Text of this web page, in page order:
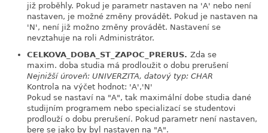
již proběhly. Pokud je parametr nastaven na 'A' nebo není
nastaven, je možné změny provádět. Pokud je nastaven na
'N', není již možno změny provádět. Nastavení se
nevztahuje na roli Administrátor.
CELKOVA_DOBA_ST_ZAPOC_PRERUS. Zda se
maxim. doba studia má prodloužit o dobu prerušení
Nejnižší úroveň: UNIVERZITA, datový typ: CHAR
Kontrola na výčet hodnot: 'A','N'
Pokud se nastaví na "A", tak maximální dobe studia dané
studijním programem nebo specializací se studentovi
prodlouží o dobu prerušení. Pokud parametr není nastaven,
bere se jako by byl nastaven na "A".